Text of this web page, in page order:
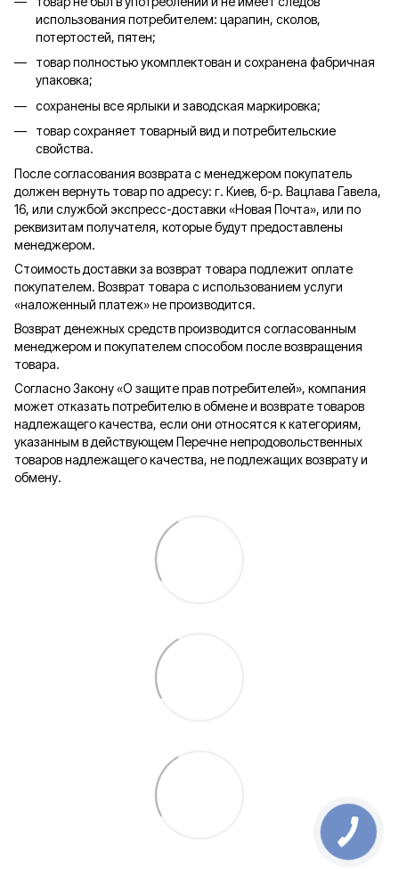
использования потребителем: царапин, сколов,
потертостей, пятен;
товар полностью укомплектован и сохранена фабричная
упаковка;
сохранены все ярлыки и заводская маркировка;
товар сохраняет товарный вид и потребительские
свойства.
После согласования возврата с менеджером покупатель
должен вернуть товар по адресу: г. Киев, б-р. Вацлава Гавела,
16, или службой экспресс-доставки «Новая Почта», или по
реквизитам получателя, которые будут предоставлены
менеджером.
Стоимость доставки за возврат товара подлежит оплате
покупателем. Возврат товара с использованием услуги
«наложенный платеж» не производится.
Возврат денежных средств производится согласованным
менеджером и покупателем способом после возвращения
товара.
Согласно Закону «О защите прав потребителей», компания
может отказать потребителю в обмене и возврате товаров
надлежащего качества, если они относятся к категориям,
указанным в действующем Перечне непродовольственных
товаров надлежащего качества, не подлежащих возврату и
обмену.